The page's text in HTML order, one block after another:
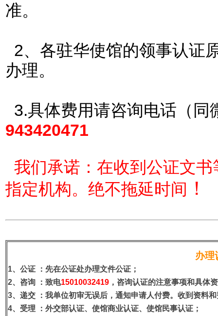
准。
2、各驻华使馆的领事认证
办理。
3.具体费用请咨询电话（同
943420471
我们承诺：在收到公证文
指定机构。绝不拖延时间 ！
办理
1、公证：先在公证处办理文件公证；
2、咨询
：致电15010032419，咨询认证的注意事项和具体
3、递交：我单位初审无误后，通知申请人付费。收到资料
4、受理 ：外交部认证、使馆商业认证、使馆民事认证；